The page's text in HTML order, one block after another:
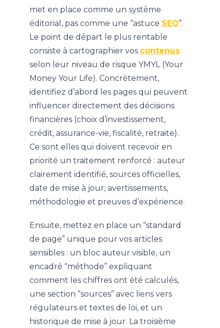
met en place comme un système
éditorial, pas comme une “astuce SEO”.
Le point de départ le plus rentable
consiste à cartographier vos contenus
selon leur niveau de risque YMYL (Your
Money Your Life). Concrètement,
identifiez d’abord les pages qui peuvent
influencer directement des décisions
financières (choix d’investissement,
crédit, assurance-vie, fiscalité, retraite).
Ce sont elles qui doivent recevoir en
priorité un traitement renforcé : auteur
clairement identifié, sources officielles,
date de mise à jour, avertissements,
méthodologie et preuves d’expérience.
Ensuite, mettez en place un “standard
de page” unique pour vos articles
sensibles : un bloc auteur visible, un
encadré “méthode” expliquant
comment les chiffres ont été calculés,
une section “sources” avec liens vers
régulateurs et textes de loi, et un
historique de mise à jour. La troisième